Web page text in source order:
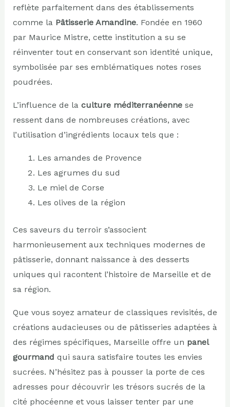
reflète parfaitement dans des établissements
comme la Pâtisserie Amandine. Fondée en 1960
par Maurice Mistre, cette institution a su se
réinventer tout en conservant son identité unique,
symbolisée par ses emblématiques notes roses
poudrées.
L’influence de la culture méditerranéennese
ressent dans de nombreuses créations, avec
l’utilisation d’ingrédients locaux tels que :
Les amandes de Provence
Les agrumes du sud
Le miel de Corse
Les olives de la région
Ces saveurs du terroir s’associent
harmonieusement aux techniques modernes de
pâtisserie, donnant naissance à des desserts
uniques qui racontent l’histoire de Marseille et de
sa région.
Que vous soyez amateur de classiques revisités, de
créations audacieuses ou de pâtisseries adaptées à
des régimes spécifiques, Marseille offre un panel
gourmand qui saura satisfaire toutes les envies
sucrées. N’hésitez pas à pousser la porte de ces
adresses pour découvrir les trésors sucrés de la
cité phocéenne et vous laisser tenter par une